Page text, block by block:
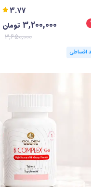
3.77
3,200,000 تومان
3,650,000
اقساطی